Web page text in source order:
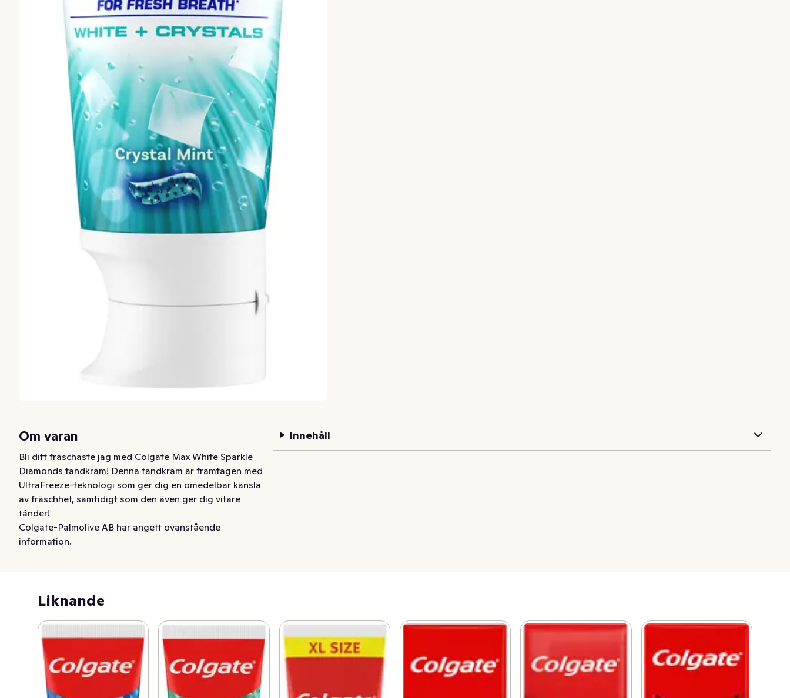
Om varan
Bli ditt fräschaste jag med Colgate Max White Sparkle
Diamonds tandkräm! Denna tandkräm är framtagen med
UltraFreeze-teknologi som ger dig en omedelbar känsla
av fräschhet, samtidigt som den även ger dig vitare
tänder!
Colgate-Palmolive AB har angett ovanstående
information.
Innehåll
Liknande